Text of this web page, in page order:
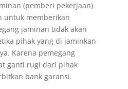
(pemberi pekerjaan)
untuk memberikan
jaminan tidak akan
pihak yang di jaminkan
Karena pemegang
ganti rugi dari pihak
bank garansi.